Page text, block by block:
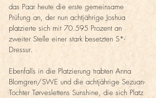
das Paar heute die erste gemeinsame
Prüfung an, der nun achtjährige Joshua
platzierte sich mit 70.595 Prozent an
zweiter Stelle einer stark besetzten S*-
Dressur.
Ebenfalls in die Platzierung trabten Anna
Blomgren/SWE und die achtjährige Sezuan-
Tochter Tørveslettens Sunshine, die sich Platz